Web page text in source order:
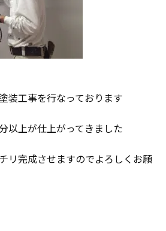
装工事を行なっております
以上が仕上がってきました
リ完成させますのでよろしくお願